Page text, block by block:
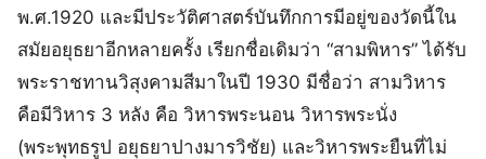
พ.ศ.1920 และมีประวัติศาสตร์บันทึกการมีอยู่ของวัดนี้ใน
สมัยอยุธยาอีกหลายครั้ง เรียกชื่อเดิมว่า “สามพิหาร” ได้รับ
พระราชทานวิสุงคามสีมาในปี 1930 มีชื่อว่า สามวิหาร
คือมีวิหาร 3 หลัง คือ วิหารพระนอน วิหารพระนั่ง
(พระพุทธรูป อยุธยาปางมารวิชัย) และวิหารพระยืนที่ไม่